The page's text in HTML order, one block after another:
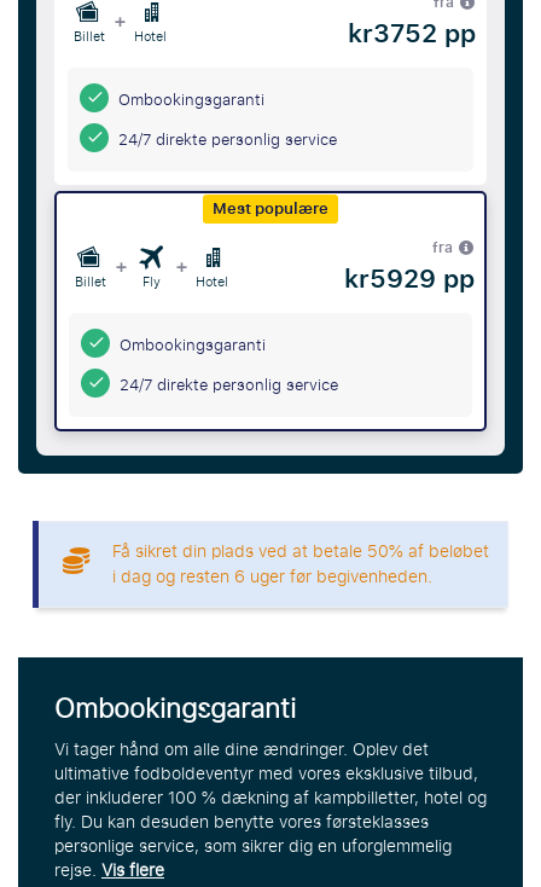
Billet + Hotel kr3752 pp
Ombookingsgaranti
24/7 direkte personlig service
Mest populære
Billet + Fly + Hotel
fra
kr5929 pp
Ombookingsgaranti
24/7 direkte personlig service
Få sikret din plads ved at betale 50% af beløbet
i dag og resten 6 uger før begivenheden.
Ombookingsgaranti
Vi tager hånd om alle dine ændringer. Oplev det
ultimative fodboldeventyr med vores eksklusive tilbud,
der inkluderer 100 % dækning af kampbilletter, hotel og
fly. Du kan desuden benytte vores førsteklasses
personlige service, som sikrer dig en uforglemmelig
rejse.Vis flere